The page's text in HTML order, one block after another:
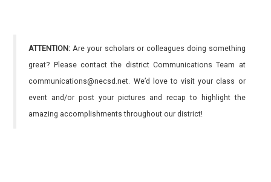
ATTENTION: Are your scholars or colleagues doing something
great? Please contact the district Communications Team at
communications@necsd.net. We’d love to visit your class or
event and/or post your pictures and recap to highlight the
amazing accomplishments throughout our district!